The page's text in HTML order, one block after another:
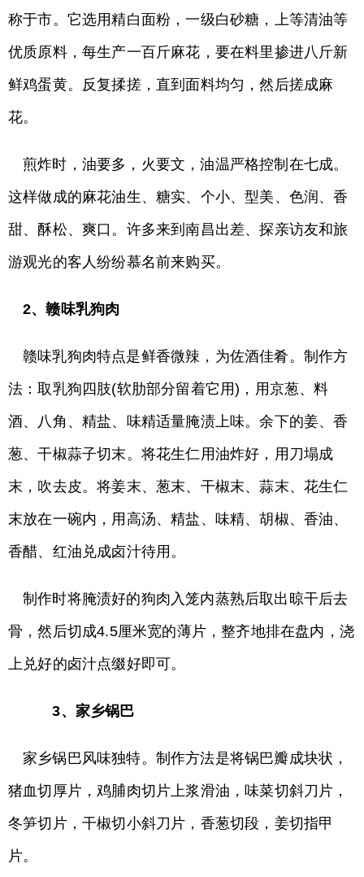
称于市。它选用精白面粉，一级白砂糖，上等清油等
优质原料，每生产一百斤麻花，要在料里掺进八斤新
鲜鸡蛋黄。反复揉搓，直到面料均匀，然后搓成麻
花。
煎炸时，油要多，火要文，油温严格控制在七成。
这样做成的麻花油生、糖实、个小、型美、色润、香
甜、酥松、爽口。许多来到南昌出差、探亲访友和旅
游观光的客人纷纷慕名前来购买。
2、赣味乳狗肉
赣味乳狗肉特点是鲜香微辣，为佐酒佳肴。制作方
法：取乳狗四肢(软肋部分留着它用)，用京葱、料
酒、八角、精盐、味精适量腌渍上味。余下的姜、香
葱、干椒蒜子切末。将花生仁用油炸好，用刀塌成
末，吹去皮。将姜末、葱末、干椒末、蒜末、花生仁
末放在一碗内，用高汤、精盐、味精、胡椒、香油、
香醋、红油兑成卤汁待用。
制作时将腌渍好的狗肉入笼内蒸熟后取出晾干后去
骨，然后切成4.5厘米宽的薄片，整齐地排在盘内，浇
上兑好的卤汁点缀好即可。
3、家乡锅巴
家乡锅巴风味独特。制作方法是将锅巴瓣成块状，
猪血切厚片，鸡脯肉切片上浆滑油，味菜切斜刀片，
冬笋切片，干椒切小斜刀片，香葱切段，姜切指甲
片。